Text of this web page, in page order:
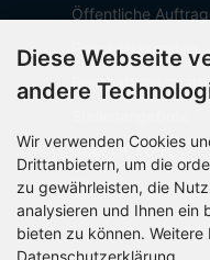
Öffentliche
Geschäftskunden
Über OCTO IT
Sitemap
Diese Webseite
andere
Wir verwenden Cookies
Drittanbietern, um die
zu gewährleisten, die
analysieren und Ihnen ein
bieten zu können.
Datenschutzerklärung.